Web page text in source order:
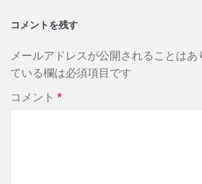
コメントを残す
メールアドレスが公開されることはあ
ている欄は必須項目です
コメント *